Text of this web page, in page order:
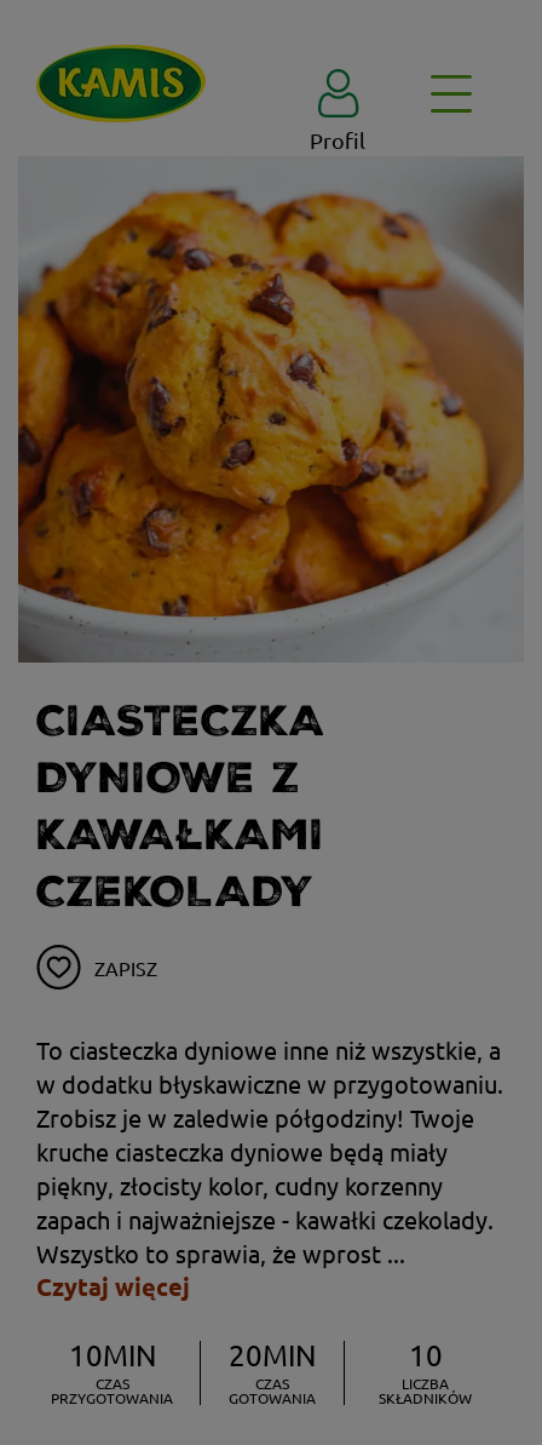
Profil
CIASTECZKA
DYNIOWE Z
KAWAŁKAMI
CZEKOLADY
ZAPISZ
To ciasteczka dyniowe inne niż wszystkie, a
w dodatku błyskawiczne w przygotowaniu.
Zrobisz je w zaledwie półgodziny! Twoje
kruche ciasteczka dyniowe będą miały
piękny, złocisty kolor, cudny korzenny
zapach i najważniejsze - kawałki czekolady.
Wszystko to sprawia, że wprost ...
Czytaj więcej
10MIN
CZAS
PRZYGOTOWANIA
20MIN
CZAS
GOTOWANIA
10
LICZBA
SKŁADNIKÓW